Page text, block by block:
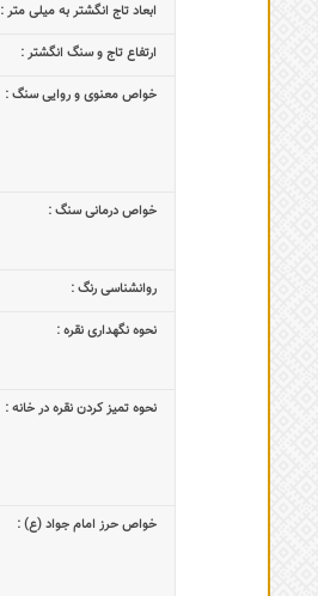
ابعاد تاج‌ انگشتر به میلی متر :
ارتفاع تاج و سنگ انگشتر :
خواص معنوی و روایی سنگ :
خواص درمانی سنگ :
روانشناسی رنگ :
نحوه نگهداری نقره :
نحوه تمیز کردن نقره در خانه :
خواص حرز امام جواد (ع) :